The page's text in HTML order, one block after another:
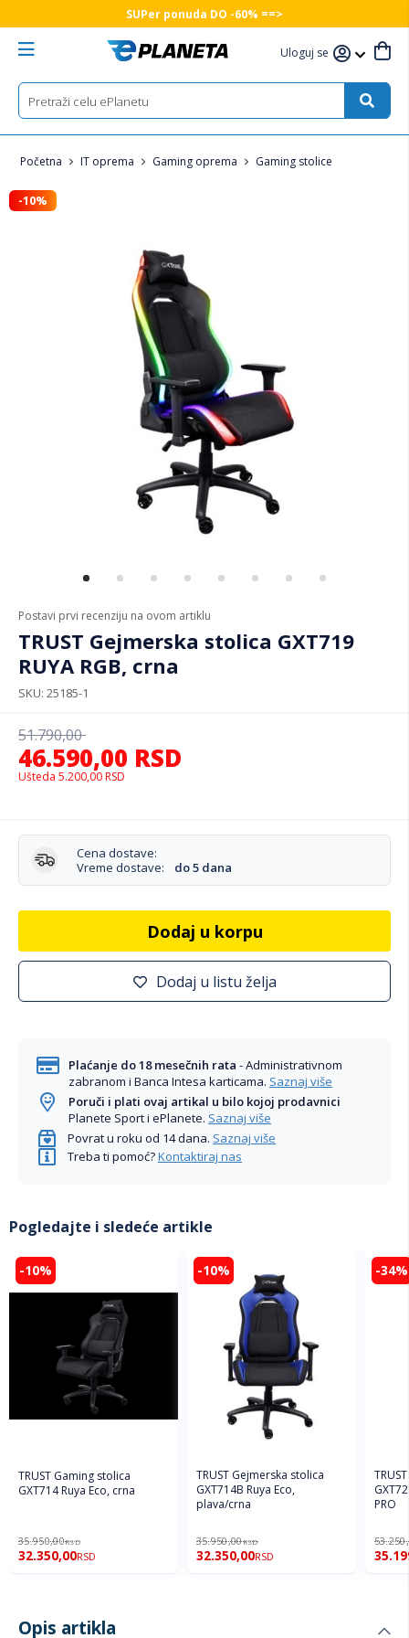
SUPer ponuda DO -60% ==>
Uloguj se
Početna IT oprema Gaming oprema Gaming stolice
Postavi prvi recenziju na ovom artiklu
TRUST Gejmerska stolica GXT719
RUYA RGB, crna
SKU 25185-1
46.590,00 RSD
51.790,00
Ušteda 5.200,00 RSD
Cena dostave:
Vreme dostave:
do 5 dana
Dodaj u korpu
Dodaj u listu želja
Plaćanje do 18 mesečnih rata - Administrativnom
zabranom i Banca Intesa karticama. Saznaj više
Poruči i plati ovaj artikal u bilo kojoj prodavnici
Planete Sport i ePlanete. Saznaj više
Povrat u roku od 14 dana. Saznaj više
Treba ti pomoć?Kontaktiraj nas
-10%
Pogledajte i sledeće artikle
-10%
TRUST Gaming stolica
GXT714 Ruya Eco, crna
35.950,00RSD
32.350,00RSD
-10%
TRUST Gejmerska stolica
GXT714B Ruya Eco,
plava/crna
35.950,00RSD
32.350,00RSD
-34%
PRO
Opis artikla